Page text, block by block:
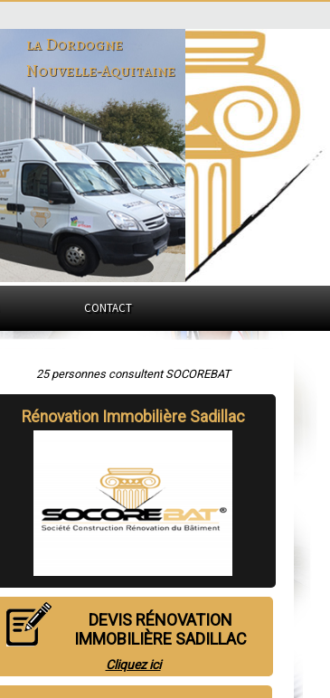
la Dordogne
Nouvelle-Aquitaine
CONTACT
25 personnes consultent SOCOREBAT
Rénovation Immobilière Sadillac
DEVIS RÉNOVATION
IMMOBILIÈRE SADILLAC
Cliquez ici